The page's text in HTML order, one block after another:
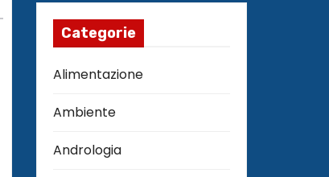
Categorie
Alimentazione
Ambiente
Andrologia